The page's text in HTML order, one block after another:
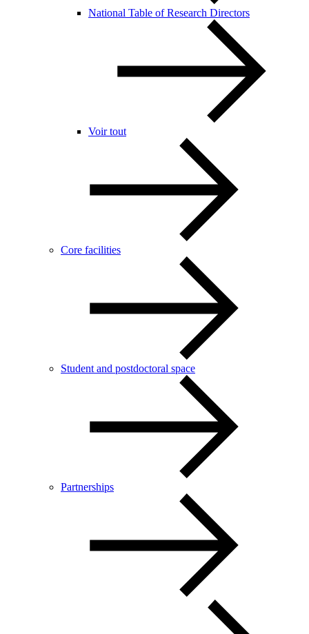
National Table of Research Directors
Voir tout
Core facilities
Student and postdoctoral space
Partnerships